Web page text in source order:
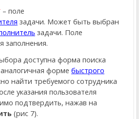
– поле
задачи. Может быть выбран
задачи. Поле
заполнения.
доступна форма поиска
форме быстрого
найти требуемого сотрудника
указания пользователя
подтвердить, нажав на
(рис 7).